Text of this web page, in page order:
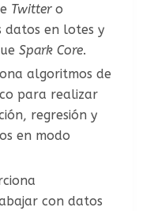
Twitter o
datos en lotes y
Spark Core.
algoritmos de
para realizar
regresión y
en modo
con datos